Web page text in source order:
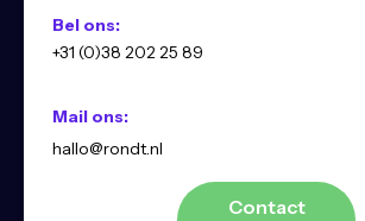
Bel ons:
+31 (0)38 202 25 89
Mail ons:
hallo@rondt.nl
Contact